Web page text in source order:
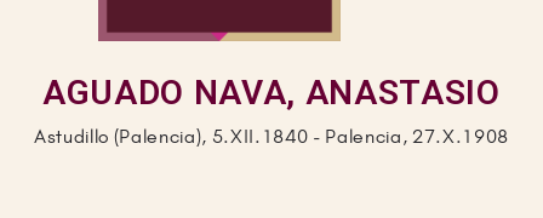
AGUADO NAVA, ANASTASIO
Astudillo (Palencia), 5.XII.1840 - Palencia, 27.X.1908